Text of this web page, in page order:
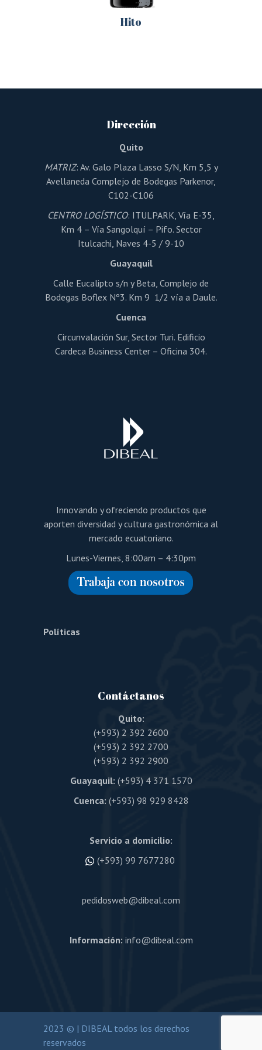
Hito
Las
elegir
la
página
de
producto
Dirección
Quito
MATRIZ: Av. Galo Plaza Lasso S/N, Km 5,5 y
Avellaneda Complejo de Bodegas Parkenor,
C102-C106
CENTRO LOGÍSTICO: ITULPARK, Vía E-35,
Km 4 – Vía Sangolquí – Pifo. Sector
Itulcachi, Naves 4-5 / 9-10
Guayaquil
Calle Eucalipto s/n y Beta, Complejo de
Bodegas Boflex Nº3. Km 9 1/2 vía a Daule.
Cuenca
Circunvalación Sur, Sector Turi. Edificio
Cardeca Business Center – Oficina 304.
Innovando y ofreciendo productos que
aporten diversidad y cultura gastronómica al
mercado ecuatoriano.
Lunes-Viernes, 8:00am – 4:30pm
Políticas
Contáctanos
Quito:
(+593) 2 392 2600
(+593) 2 392 2700
(+593) 2 392 2900
Guayaquil: (+593) 4 371 1570
Cuenca: (+593) 98 929 8428
Servicio a domicilio:
(+593) 99 7677280
pedidosweb@dibeal.com
Información: info@dibeal.com
2023 © | DIBEAL todos los derechos
reservados